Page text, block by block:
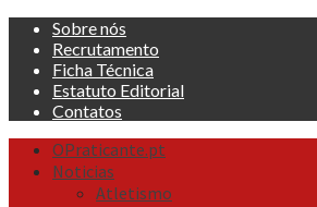
Skip
content
Sobre nós
Recrutamento
Ficha Técnica
Estatuto Editorial
Contatos
Primary
Menu
OPraticante.pt
Noticias
Atletismo